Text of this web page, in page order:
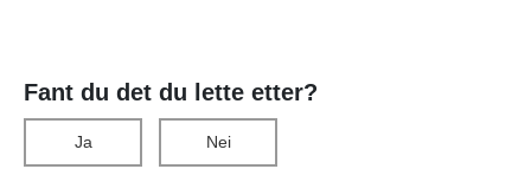
Fant du det du lette etter?
Ja Nei